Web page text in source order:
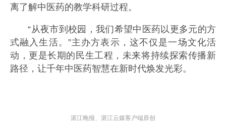
离了解中医药的教学科研过程。
“从夜市到校园，我们希望中医药以更多元的方
式融入生活。”主办方表示，这不仅是一场文化活
动，更是长期的民生工程，未来将持续探索传播新
路径，让千年中医药智慧在新时代焕发光彩。
湛江晚报、湛江云媒客户端原创